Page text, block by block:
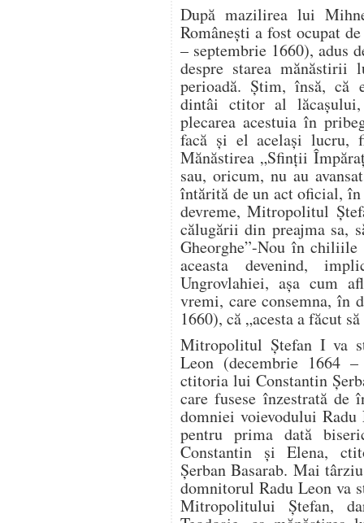
După mazilirea lui
Românești a fost ocupat
– septembrie 1660), adus
despre starea mănăstirii
perioadă. Știm, însă, că
dintâi ctitor al lăcașului,
plecarea acestuia în
facă și el același lucru,
Mănăstirea „Sfinţii
sau, oricum, nu au
întărită de un act oficial,
devreme, Mitropolitul
călugării din preajma sa,
Gheorghe”-Nou în
aceasta devenind,
Ungrovlahiei, așa cum
vremi, care consemna, în
1660), că „acesta a făcut
Mitropolitul Ștefan I va
Leon (decembrie 1664 –
ctitoria lui Constantin
care fusese înzestrată
domniei voievodului
pentru prima dată
Constantin şi Elena,
Șerban Basarab. Mai
domnitorul Radu Leon va
Mitropolitului Ștefan,